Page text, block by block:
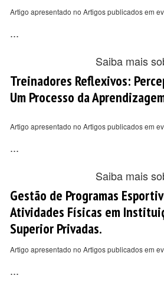
Artigo apresentado no Artigos publicados em
...
Saiba mais
Treinadores Reflexivos:
Um Processo da
Artigo apresentado no Artigos publicados em
...
Saiba mais
Gestão de Programas
Atividades Físicas em
Superior Privadas.
Artigo apresentado no Artigos publicados em
...